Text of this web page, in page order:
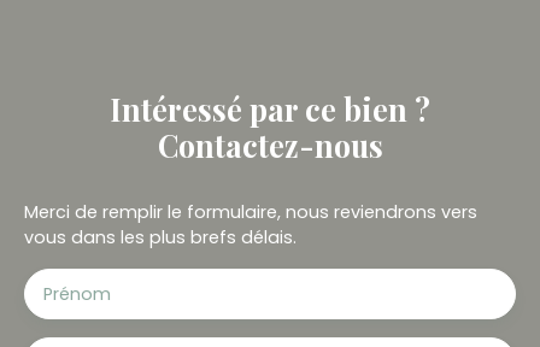
Intéressé par ce bien ?
Contactez-nous
Merci de remplir le formulaire, nous reviendrons vers
vous dans les plus brefs délais.
Prénom